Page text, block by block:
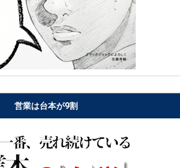
営業は台本が9割